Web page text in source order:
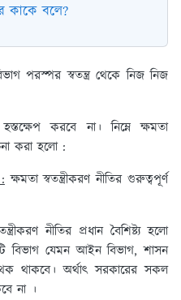
কাকে বলে?
পরস্পর স্বতন্ত্র থেকে নিজ নিজ
করবে না। নিম্নে ক্ষমতা
করা হলো :
ক্ষমতা স্বতন্ত্রীকরণ নীতির গুরুত্বপূর্ণ
নীতির প্রধান বৈশিষ্ট্য হলো
বিভাগ যেমন আইন বিভাগ, শাসন
থাকবে। অর্থাৎ সরকারের সকল
না ।